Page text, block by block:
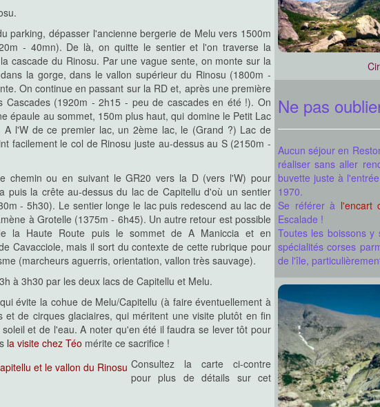
la vallée de la Restonica sont
pourtant il en existe un aussi
dans les vallées secondaires
...). Le vallon de Timozzu
du Monte Ritondu ou pour
y imaginer un itinéraire un peu
?
quasiment abandonnés
le ravin sauvage du Valdaniellu
le long des ruisseaux de
partie est très sauvage et se
mieux connue et plus aisée à
la Restonica...
altitude mérite qu'on aille y faire
pour y monter sont nombreux
à y voir !
moins connue des vallées du
chemine sur la voie la plus
que Rotondu) passant par
du Fer de Lance...
la Corse et, en outre, le seul à
!
sombre et plus austère que
La montée au refuge
randonnée...
presque au cœur d'un des
Ne pas
Aucun séjour en
réaliser sans aller
buvette juste à
1970.
Se référer à l'encart
Escalade !
Toutes les boissons
spécialités corses
de l'île,
parking, dépasser l'ancienne bergerie de Melu vers 1500m
- 40mn). De là, on quitte le sentier et l'on traverse la
cascade du Rinosu. Par une vague sente, on monte sur la
la gorge, dans le vallon supérieur du Rinosu (1800m -
On continue en passant sur la RD et, après une première
(1920m - 2h15 - peu de cascades en été !). On
épaule au sommet, 150m plus haut, qui domine le Petit Lac
l'W de ce premier lac, un 2ème lac, le (Grand ?) Lac de
facilement le col de Rinosu juste au-dessus au S (2150m -
chemin ou en suivant le GR20 vers la D (vers l'W) pour
puis la crête au-dessus du lac de Capitellu d'où un sentier
- 5h30). Le sentier longe le lac puis redescend au lac de
à Grotelle (1375m - 6h45). Un autre retour est possible
la Haute Route puis le sommet de A Maniccia et en
Cavacciole, mais il sort du contexte de cette rubrique pour
(marcheurs aguerris, orientation, vallon très sauvage).
à 3h30 par les deux lacs de Capitellu et Melu.
évite la cohue de Melu/Capitellu (à faire éventuellement à
de cirques glaciaires, qui méritent une visite plutôt en fin
et de l'eau. A noter qu'en été il faudra se lever tôt pour
la visite chez Téo mérite ce sacrifice !
Consultez la carte ci-contre
pour plus de détails sur cet